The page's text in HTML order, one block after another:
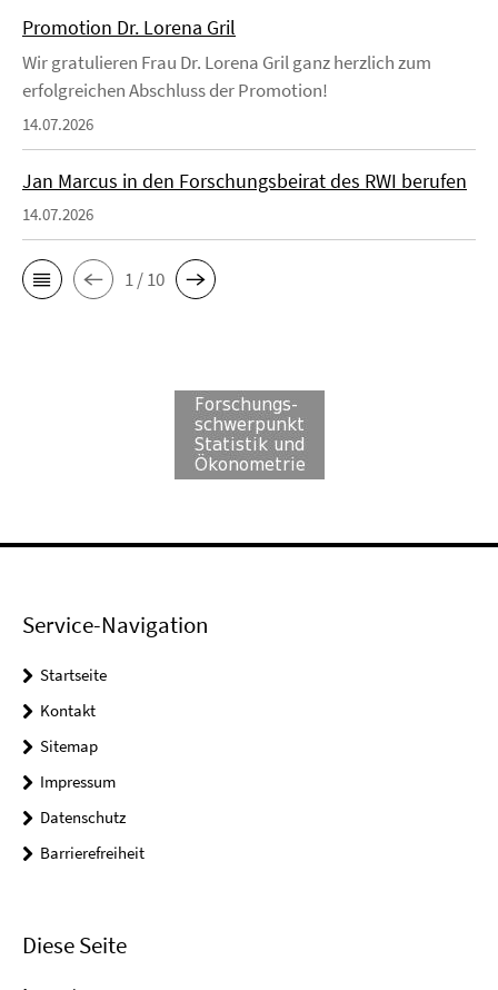
Promotion Dr. Lorena Gril
Wir gratulieren Frau Dr. Lorena Gril ganz herzlich zum
erfolgreichen Abschluss der Promotion!
14.07.2026
Jan Marcus in den Forschungsbeirat des RWI berufen
14.07.2026
1 / 10
Service-Navigation
Startseite
Kontakt
Sitemap
Impressum
Datenschutz
Barrierefreiheit
Diese Seite